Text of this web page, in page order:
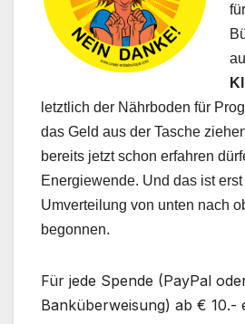
letztlich der Nährboden für
das Geld aus der Tasche
bereits jetzt schon erfahren
Energiewende. Und das ist
Umverteilung von unten nach
begonnen.
Für jede Spende (PayPal
Banküberweisung) ab € 10.-